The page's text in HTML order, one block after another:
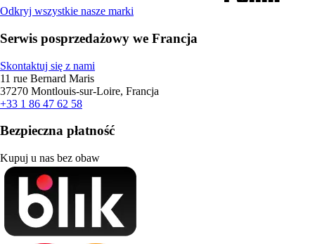
Odkryj wszystkie nasze marki
Serwis posprzedażowy we Francja
Skontaktuj się z nami
11 rue Bernard Maris
37270 Montlouis-sur-Loire, Francja
+33 1 86 47 62 58
Bezpieczna płatność
Kupuj u nas bez obaw